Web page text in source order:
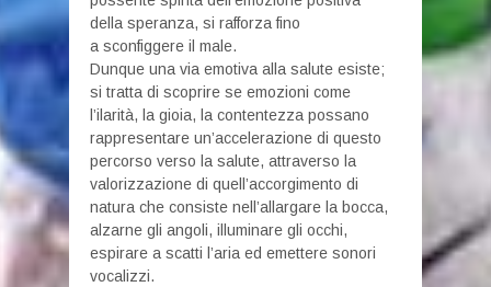
della speranza, si rafforza fino
a sconfiggere il male.
Dunque una via emotiva alla salute esiste;
si tratta di scoprire se emozioni come
l’ilarità, la gioia, la contentezza possano
rappresentare un’accelerazione di questo
percorso verso la salute, attraverso la
valorizzazione di quell’accorgimento di
natura che consiste nell’allargare la bocca,
alzarne gli angoli, illuminare gli occhi,
espirare a scatti l’aria ed emettere sonori
vocalizzi.